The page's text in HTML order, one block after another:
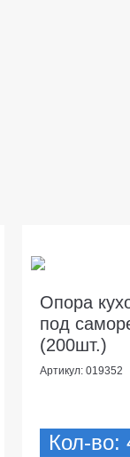
Опора
под
(200шт.)
Артикул: 019352
Кол-во: